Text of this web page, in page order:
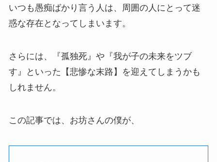
いつも愚痴ばかり言う人は、周囲の人にとって迷
惑な存在となってしまいます。
さらには、『孤独死』や『我が子の未来をツブ
す』といった【悲惨な末路】を迎えてしまうかも
しれません。
この記事では、お坊さんの僕が、